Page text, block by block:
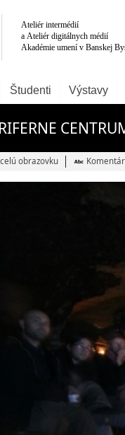
Študenti Výstavy
obrazovku